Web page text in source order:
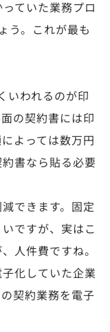
ていた業務プロ
う。これが最も
いわれるのが印
の契約書には印
よっては数万円
書なら貼る必要
できます。固定
ですが、実はこ
人件費ですね。
化していた企業
契約業務を電子